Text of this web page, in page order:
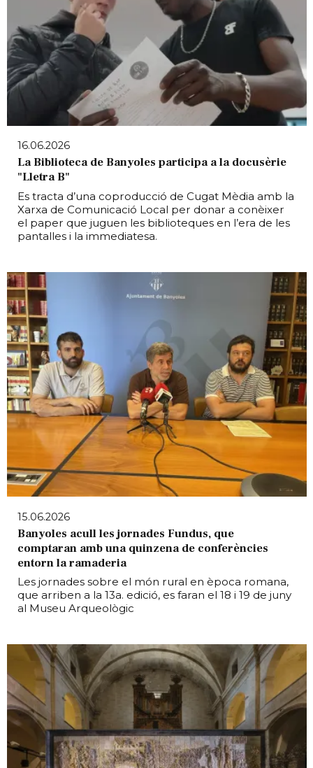
16.06.2026
La Biblioteca de Banyoles participa a la docusèrie
"Lletra B"
Es tracta d’una coproducció de Cugat Mèdia amb la
Xarxa de Comunicació Local per donar a conèixer
el paper que juguen les biblioteques en l’era de les
pantalles i la immediatesa.
15.06.2026
Banyoles acull les jornades Fundus, que
comptaran amb una quinzena de conferències
entorn la ramaderia
Les jornades sobre el món rural en època romana,
que arriben a la 13a. edició, es faran el 18 i 19 de juny
al Museu Arqueològic